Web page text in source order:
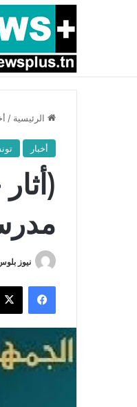
أخبار عاجلة
الرئيسية /
أخبار
نيوز